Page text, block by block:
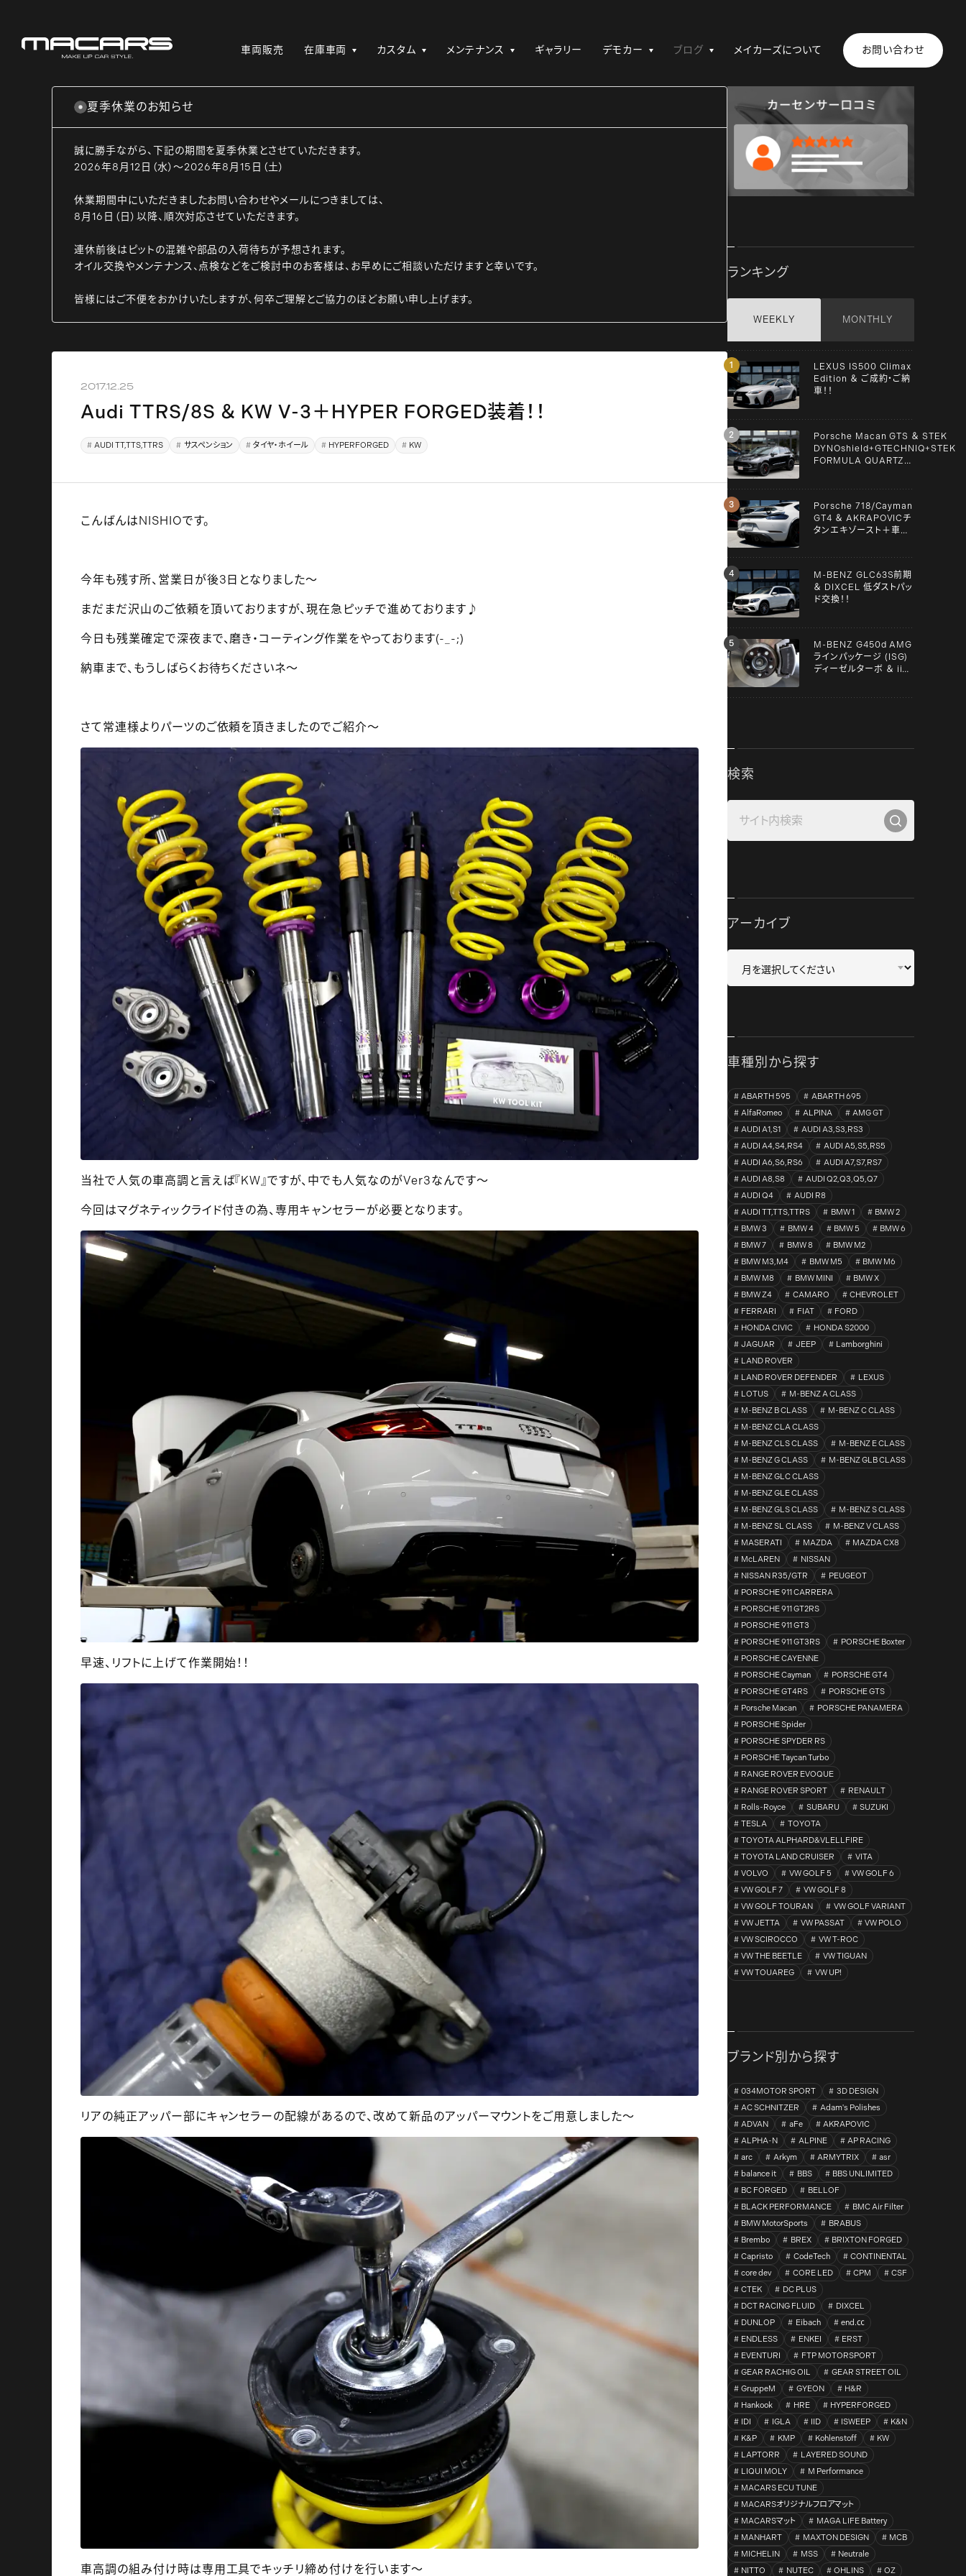
車両販売 在庫車両 カスタム メンテナンス ギャラリー デモカー ブログ メイカーズについて お問い合わせ
夏季休業のお知らせ
誠に勝手ながら、下記の期間を夏季休業とさせていただきます。
2026年8月12日（水）～2026年8月15日（土）
休業期間中にいただきましたお問い合わせやメールにつきましては、
8月16日（日）以降、順次対応させていただきます。
連休前後はピットの混雑や部品の入荷待ちが予想されます。
オイル交換やメンテナンス、点検などをご検討中のお客様は、お早めにご相談いただけますと幸いです。
皆様にはご不便をおかけいたしますが、何卒ご理解とご協力のほどお願い申し上げます。
2017.12.25
Audi TTRS/8S ＆ KW V-3＋HYPER FORGED装着！！
AUDI TT,TTS,TTRS サスペンション タイヤ・ホイール HYPERFORGED KW
こんばんはNISHIOです。
今年も残す所、営業日が後3日となりました～
まだまだ沢山のご依頼を頂いておりますが、現在急ピッチで進めております♪
今日も残業確定で深夜まで、磨き・コーティング作業をやっております(-_-;)
納車まで、もうしばらくお待ちくださいネ～
さて常連様よりパーツのご依頼を頂きましたのでご紹介～
当社で人気の車高調と言えば『KW』ですが、中でも人気なのがVer3なんです～
今回はマグネティックライド付きの為、専用キャンセラーが必要となります。
早速、リフトに上げて作業開始！！
リアの純正アッパー部にキャンセラーの配線があるので、改めて新品のアッパーマウントをご用意しました～
車高調の組み付け時は専用工具でキッチリ締め付けを行います～
ランキング
WEEKLY MONTHLY
LEXUS IS500 Climax
Edition ＆ ご成約・ご納
車！！
Porsche Macan GTS ＆ STEK
DYNOshield+GTECHNIQ+STEK
FORMULA QUARTZ
Porsche 718/Cayman
GT4 ＆ AKRAPOVICチ
タンエキゾースト＋車検
M-BENZ GLC63S前期
＆ DIXCEL 低ダストパッ
ド交換！！
M-BENZ G450d AMG
ラインパッケージ (ISG)
ディーゼルターボ ＆ iiD
検索
アーカイブ
車種別から探す
ABARTH 595
ABARTH 695
AlfaRomeo
ALPINA
AMG GT
AUDI A1,S1
AUDI A3,S3,RS3
AUDI A4,S4,RS4
AUDI A5,S5,RS5
AUDI A6,S6,RS6
AUDI A7,S7,RS7
AUDI A8,S8
AUDI Q2,Q3,Q5,Q7
AUDI Q4
AUDI R8
AUDI TT,TTS,TTRS
BMW 1
BMW 2
BMW 3
BMW 4 BMW 5
BMW 6
BMW 7
BMW 8
BMW M2
BMW M3,M4
BMW M5
BMW M6
BMW M8
BMW MINI
BMW X
BMW Z4
CAMARO
CHEVROLET
FERRARI
FIAT
FORD
HONDA CIVIC
HONDA S2000
JAGUAR
JEEP
Lamborghini
LAND ROVER
LAND ROVER DEFENDER
LEXUS
LOTUS
M-BENZ A CLASS
M-BENZ B CLASS
M-BENZ C CLASS
M-BENZ CLA CLASS
M-BENZ CLS CLASS
M-BENZ E CLASS
M-BENZ G CLASS
M-BENZ GLB CLASS
M-BENZ GLC CLASS
M-BENZ GLE CLASS
M-BENZ GLS CLASS
M-BENZ S CLASS
M-BENZ SL CLASS
M-BENZ V CLASS
MASERATI
MAZDA
MAZDA CX8
McLAREN
NISSAN
NISSAN R35/GTR
PEUGEOT
PORSCHE 911 CARRERA
PORSCHE 911 GT2RS
PORSCHE 911 GT3
PORSCHE 911 GT3RS
PORSCHE Boxter
PORSCHE CAYENNE
PORSCHE Cayman
PORSCHE GT4
PORSCHE GT4RS
PORSCHE GTS
Porsche Macan
PORSCHE PANAMERA
PORSCHE Spider
PORSCHE SPYDER RS
PORSCHE Taycan Turbo
RANGE ROVER EVOQUE
RANGE ROVER SPORT
RENAULT
Rolls-Royce
SUBARU
SUZUKI
TESLA
TOYOTA
TOYOTA ALPHARD&VLELLFIRE
TOYOTA LAND CRUISER
VITA
VOLVO
VW GOLF 5
VW GOLF 6
VW GOLF 7
VW GOLF 8
VW GOLF TOURAN
VW GOLF VARIANT
VW JETTA
VW PASSAT
VW POLO
VW SCIROCCO
VW T-ROC
VW THE BEETLE
VW TIGUAN
VW TOUAREG
VW UP!
ブランド別から探す
034MOTOR SPORT
3D DESIGN
AC SCHNITZER
Adam's Polishes
ADVAN
aFe
AKRAPOVIC
ALPHA-N
ALPINE
AP RACING
arc
Arkym ARMYTRIX
asr
balance it
BBS
BBS UNLIMITED
BC FORGED
BELLOF
BLACK PERFORMANCE
BMC Air Filter
BMW MotorSports
BRABUS
Brembo
BREX
BRIXTON FORGED
Capristo
CodeTech
CONTINENTAL
core dev
CORE LED CPM
CSF
CTEK
DC PLUS
DCT RACING FLUID
DIXCEL
DUNLOP
Eibach
end.㏄
ENDLESS
ENKEI
ERST
EVENTURI
FTP MOTORSPORT
GEAR RACHIG OIL
GEAR STREET OIL
GruppeM
GYEON
H&R
Hankook
HRE
HYPERFORGED
IDI
IGLA IID ISWEEP
K&N
K&P
KMP Kohlenstoff
KW
LAPTORR
LAYERED SOUND
LIQUI MOLY
M Performance
MACARS ECU TUNE
MACARSオリジナルフロアマット
MACARSマット
MAGA LIFE Battery
MANHART
MAXTON DESIGN
MCB
MICHELIN
MSS
Neutrale
NITTO
NUTEC OHLINS OZ